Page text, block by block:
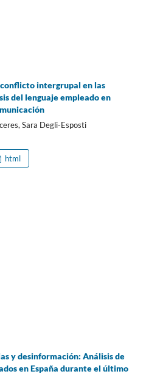
intergrupal en las
del lenguaje empleado en
Sara Degli-Esposti
html
y desinformación: Análisis de
en España durante el último